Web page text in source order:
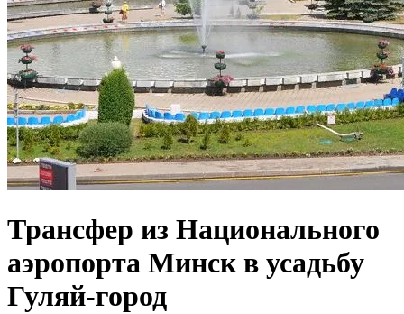
Трансфер из Национального
аэропорта Минск в усадьбу
Гуляй-город